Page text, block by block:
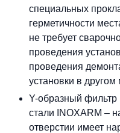
специальных
герметичности
не требует
проведения
проведения
установки в другом
Y-образный
стали INOXARM –
отверстии имеет